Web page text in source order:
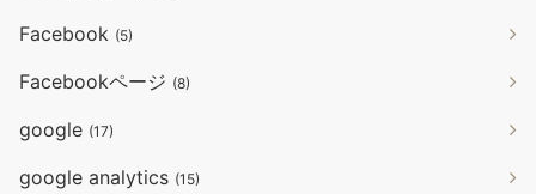
Facebook (5)
Facebookページ (8)
google (17)
google analytics (15)